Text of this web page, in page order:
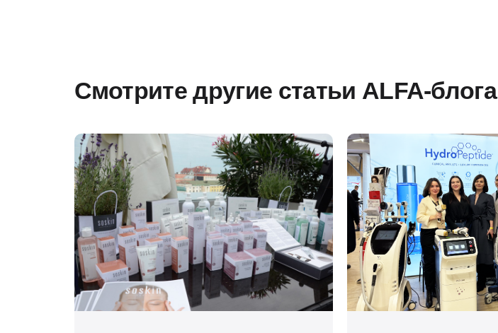
Смотрите другие статьи ALFA-блога